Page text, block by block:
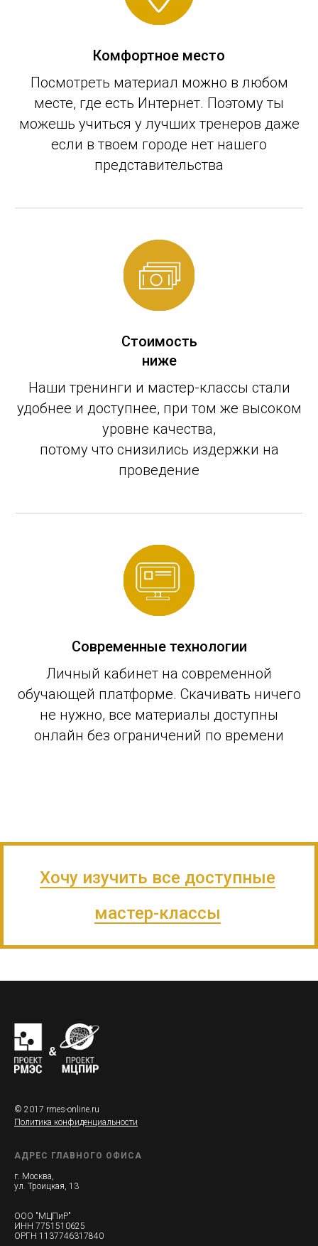
Комфортное место
Посмотреть материал можно в любом
месте, где есть Интернет. Поэтому ты
можешь учиться у лучших тренеров даже
если в твоем городе нет нашего
представительства
Стоимость
ниже
Наши тренинги и мастер-классы стали
удобнее и доступнее, при том же высоком
уровне качества,
потому что снизились издержки на
проведение
Современные технологии
Личный кабинет на современной
обучающей платформе. Скачивать ничего
не нужно, все материалы доступны
онлайн без ограничений по времени
Хочу изучить все доступные
мастер-классы
© 2017 rmes-online.ru
Политика конфиденциальности
АДРЕС ГЛАВНОГО ОФИСА
г. Москва,
ул. Троицкая, 13
ООО "МЦПиР"
ИНН 7751510625
ОРГН 1137746317840